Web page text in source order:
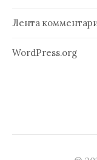
Лента
WordPress.org